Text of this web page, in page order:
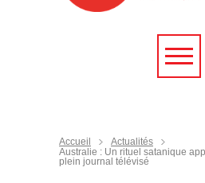
Accueil
Actualités
Australie : Un rituel satanique
plein journal télévisé